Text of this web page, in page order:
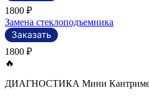
1800 ₽
Замена стеклоподъемника
1800 ₽
🔥
ДИАГНОСТИКА Мини Кантримен